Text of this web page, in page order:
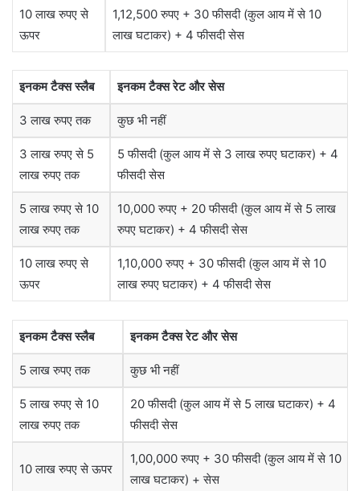
10 लाख रुपए से
ऊपर
1,12,500 रुपए + 30 फीसदी (कुल आय में से 10
लाख घटाकर) + 4 फीसदी सेस
इनकम टैक्स स्लैब इनकम टैक्स रेट और सेस
3 लाख रुपए तक कुछ भी नहीं
3 लाख रुपए से 5
लाख रुपए तक
5 फीसदी (कुल आय में से 3 लाख रुपए घटाकर) + 4
फीसदी सेस
5 लाख रुपए से 10
लाख रुपए तक
10,000 रुपए + 20 फीसदी (कुल आय में से 5 लाख
रुपए घटाकर) + 4 फीसदी सेस
10 लाख रुपए से
ऊपर
1,10,000 रुपए + 30 फीसदी (कुल आय में से 10
लाख रुपए घटाकर) + 4 फीसदी सेस
इनकम टैक्स स्लैब इनकम टैक्स रेट और सेस
5 लाख रुपए तक कुछ भी नहीं
5 लाख रुपए से 10
लाख रुपए तक
20 फीसदी (कुल आय में से 5 लाख घटाकर) + 4
फीसदी सेस
10 लाख रुपए से ऊपर
1,00,000 रुपए + 30 फीसदी (कुल आय में से 10
लाख घटाकर) + सेस